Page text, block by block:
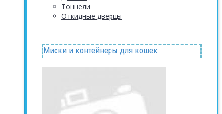
Тоннели
Откидные дверцы
Миски и контейнеры для кошек